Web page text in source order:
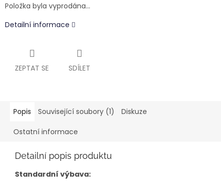
Položka byla vyprodána…
Detailní informace
ZEPTAT SE SDÍLET
Popis Související soubory (1) Diskuze
Ostatní informace
Detailní popis produktu
Standardní výbava: